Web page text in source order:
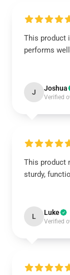
This product
performs
J Joshua
Verified
This product
sturdy,
L Luke
Verified